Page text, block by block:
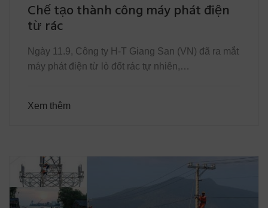
Chế tạo thành công máy phát điện
từ rác
Ngày 11.9, Công ty H-T Giang San (VN) đã ra mắt
máy phát điện từ lò đốt rác tự nhiên,…
Xem thêm